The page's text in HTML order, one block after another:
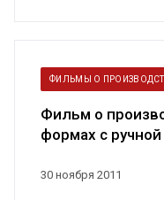
30 ноября 2011
ФИЛЬМЫ О
Фильм о
формах с